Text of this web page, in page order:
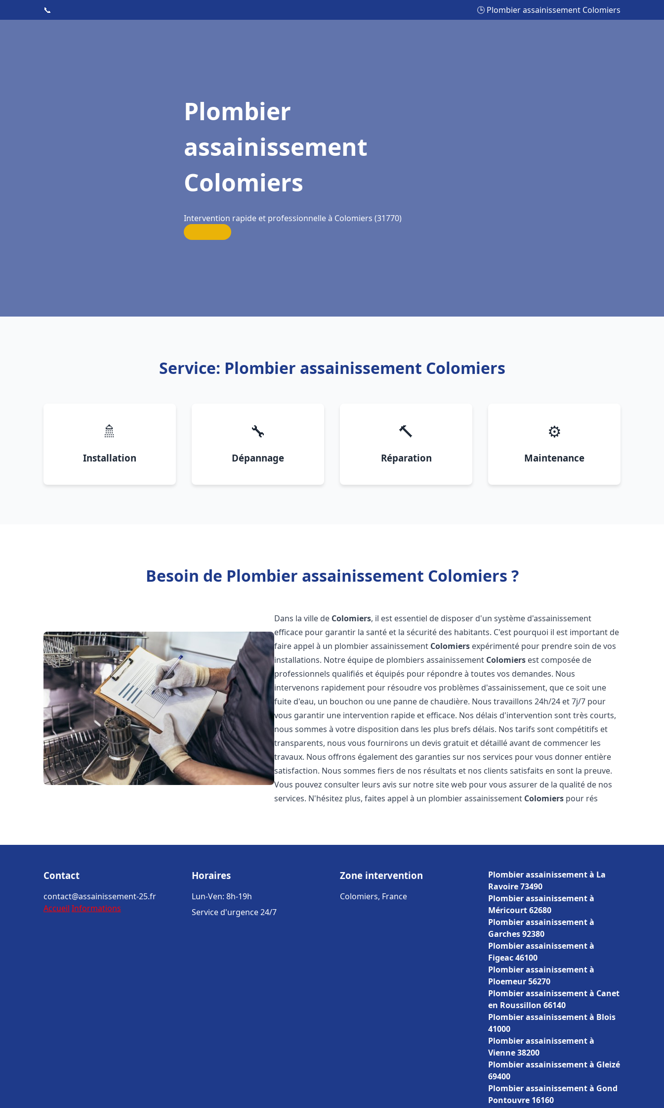
📞 🕒 Plombier assainissement Colomiers
Plombier
assainissement
Colomiers
Intervention rapide et professionnelle à Colomiers (31770)
Service: Plombier assainissement Colomiers
🚿
Installation
🔧
Dépannage
🔨
Réparation
⚙️
Maintenance
Besoin de Plombier assainissement Colomiers ?
Dans la ville de Colomiers, il est essentiel de disposer d'un système d'assainissement
efficace pour garantir la santé et la sécurité des habitants. C'est pourquoi il est important de
faire appel à un plombier assainissement Colomiers expérimenté pour prendre soin de vos
installations. Notre équipe de plombiers assainissement Colomiers est composée de
professionnels qualifiés et équipés pour répondre à toutes vos demandes. Nous
intervenons rapidement pour résoudre vos problèmes d'assainissement, que ce soit une
fuite d'eau, un bouchon ou une panne de chaudière. Nous travaillons 24h/24 et 7j/7 pour
vous garantir une intervention rapide et efficace. Nos délais d'intervention sont très courts,
nous sommes à votre disposition dans les plus brefs délais. Nos tarifs sont compétitifs et
transparents, nous vous fournirons un devis gratuit et détaillé avant de commencer les
travaux. Nous offrons également des garanties sur nos services pour vous donner entière
satisfaction. Nous sommes fiers de nos résultats et nos clients satisfaits en sont la preuve.
Vous pouvez consulter leurs avis sur notre site web pour vous assurer de la qualité de nos
services. N'hésitez plus, faites appel à un plombier assainissement Colomiers pour rés
Contact
contact@assainissement-25.fr
Accueil Informations
Horaires
Lun-Ven: 8h-19h
Service d'urgence 24/7
Zone intervention
Colomiers, France
Plombier assainissement à La
Ravoire 73490
Plombier assainissement à
Méricourt 62680
Plombier assainissement à
Garches 92380
Plombier assainissement à
Figeac 46100
Plombier assainissement à
Ploemeur 56270
Plombier assainissement à Canet
en Roussillon 66140
Plombier assainissement à Blois
41000
Plombier assainissement à
Vienne 38200
Plombier assainissement à Gleizé
69400
Plombier assainissement à Gond
Pontouvre 16160